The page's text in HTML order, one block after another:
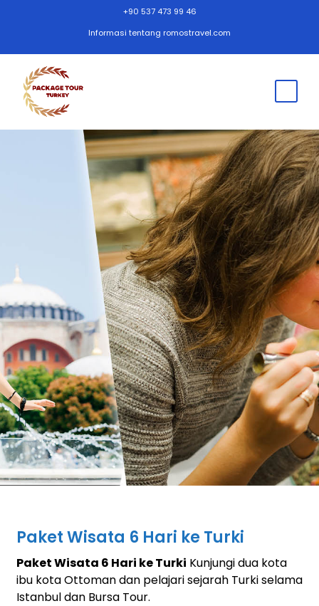
+90 537 473 99 46
Informasi tentang romostravel.com
Paket Wisata 6 Hari ke Turki
Paket Wisata 6 Hari ke Turki Kunjungi dua kota
ibu kota Ottoman dan pelajari sejarah Turki selama
Istanbul dan Bursa Tour.